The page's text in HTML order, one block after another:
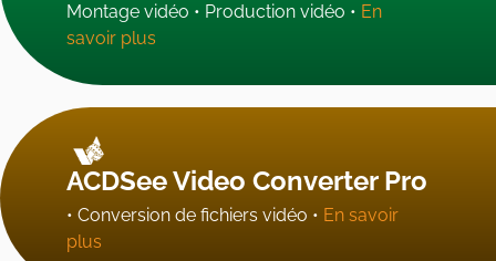
Montage vidéo • Production vidéo • En
savoir plus
ACDSee Video Converter Pro
• Conversion de fichiers vidéo • En savoir
plus